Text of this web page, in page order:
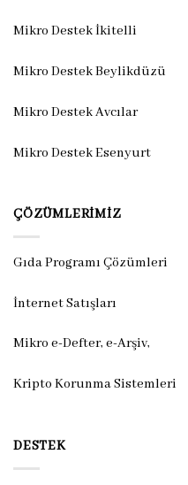
Mikro Destek İkitelli
Mikro Destek Beylikdüzü
Mikro Destek Avcılar
Mikro Destek Esenyurt
ÇÖZÜMLERIMIZ
Gıda Programı Çözümleri
İnternet Satışları
Mikro e-Defter, e-Arşiv,
Kripto Korunma Sistemleri
DESTEK